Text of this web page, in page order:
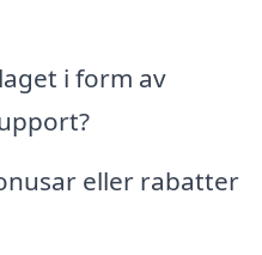
i form av
eller rabatter